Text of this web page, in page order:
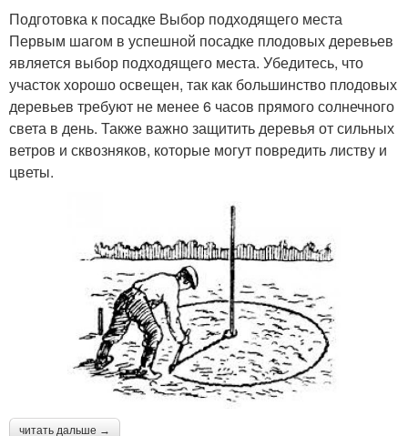
Подготовка к посадке Выбор подходящего места
Первым шагом в успешной посадке плодовых деревьев
является выбор подходящего места. Убедитесь, что
участок хорошо освещен, так как большинство плодовых
деревьев требуют не менее 6 часов прямого солнечного
света в день. Также важно защитить деревья от сильных
ветров и сквозняков, которые могут повредить листву и
цветы.
читать дальше →